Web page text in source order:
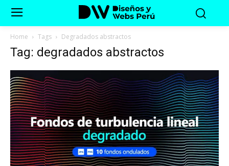
Home Tags Degradados abstractos
Tag: degradados abstractos